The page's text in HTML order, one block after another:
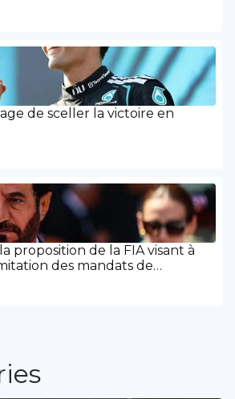
de sceller la victoire en
proposition de la FIA visant à
des mandats de